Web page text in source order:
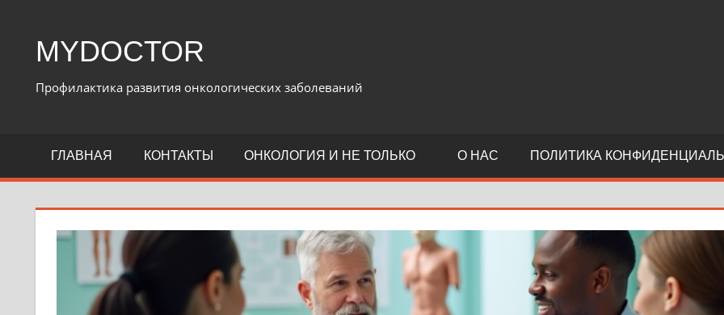
содержимому
MYDOCTOR
Профилактика развития онкологических заболеваний
ГЛАВНАЯ КОНТАКТЫ ОНКОЛОГИЯ И НЕ ТОЛЬКО О НАС ПОЛИТИКА